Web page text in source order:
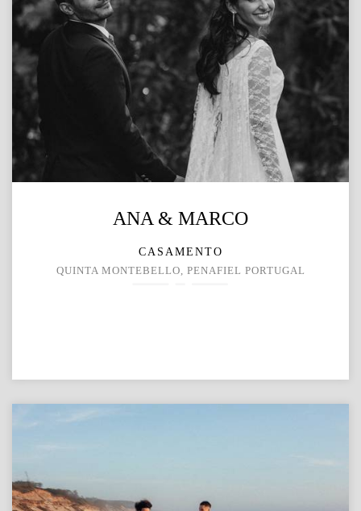
ANA & MARCO
CASAMENTO
QUINTA MONTEBELLO, PENAFIEL PORTUGAL